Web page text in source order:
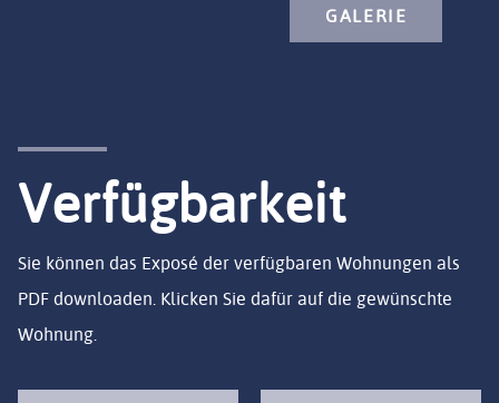
GALERIE
Verfügbarkeit
Sie können das Exposé der verfügbaren Wohnungen als
PDF downloaden. Klicken Sie dafür auf die gewünschte
Wohnung.